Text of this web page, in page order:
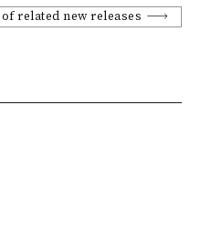
related new releases